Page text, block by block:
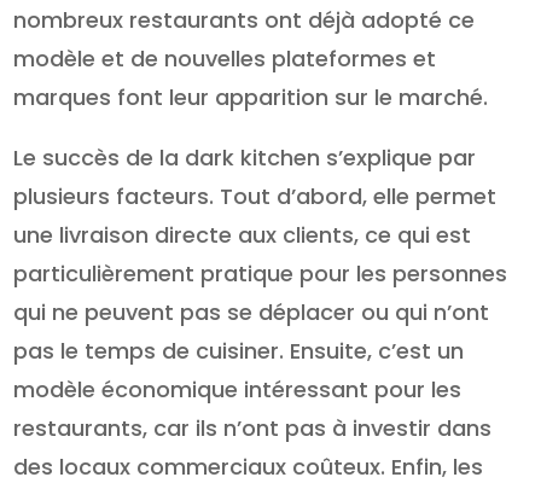
nombreux restaurants ont déjà adopté ce
modèle et de nouvelles plateformes et
marques font leur apparition sur le marché.
Le succès de la dark kitchen s’explique par
plusieurs facteurs. Tout d’abord, elle permet
une livraison directe aux clients, ce qui est
particulièrement pratique pour les personnes
qui ne peuvent pas se déplacer ou qui n’ont
pas le temps de cuisiner. Ensuite, c’est un
modèle économique intéressant pour les
restaurants, car ils n’ont pas à investir dans
des locaux commerciaux coûteux. Enfin, les